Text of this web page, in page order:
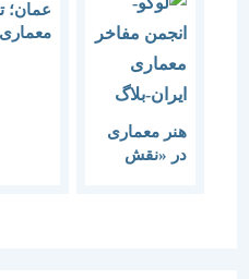
هنر معماری
در «نقش
عمان؛ تلفیق
معماری شرق